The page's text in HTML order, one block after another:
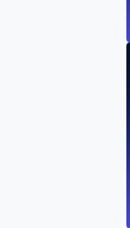
Métriques :